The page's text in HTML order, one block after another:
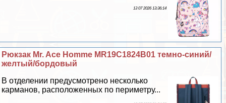
13 07 2026 13:36:14
Рюкзак Mr. Ace Homme MR19C1824B01 темно-синий/
желтый/бордовый
В отделении предусмотрено несколько
карманов, расположенных по периметру...